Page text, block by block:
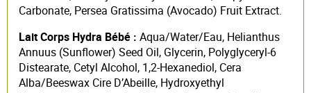
Carbonate, Persea Gratissima (Avocado) Fruit Extract.
Lait Corps Hydra Bébé : Aqua/Water/Eau, Helianthus
Annuus (Sunflower) Seed Oil, Glycerin, Polyglyceryl-6
Distearate, Cetyl Alcohol, 1,2-Hexanediol, Cera
Alba/Beeswax Cire D’Abeille, Hydroxyethyl